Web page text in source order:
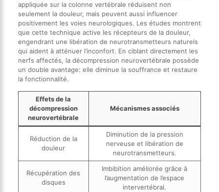
appliquée sur la colonne vertébrale réduisent non
seulement la douleur, mais peuvent aussi influencer
positivement les voies neurologiques. Les études montrent
que cette technique active les récepteurs de la douleur,
engendrant une libération de neurotransmetteurs naturels
qui aident à atténuer l’inconfort. En ciblant directement les
nerfs affectés, la décompression neurovertébrale possède
un double avantage: elle diminue la souffrance et restaure
la fonctionnalité.
Effets de la
décompression
neurovertébrale
Mécanismes associés
Réduction de la
douleur
Diminution de la pression
nerveuse et libération de
neurotransmetteurs.
Récupération des
disques
Imbibition améliorée grâce à
l’augmentation de l’espace
intervertébral.